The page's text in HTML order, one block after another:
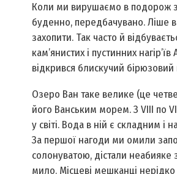
Коли ми вирушаємо в подорож
буденно, передбачувано. Ліше
захопити. Так часто й
кам’янистих і пустинних
відкрився блискучий бірюзовий
Озеро Ван таке велике (це
його Ванським морем. З VIII по
у світі. Вода в ній є складним
За першої нагоди ми омили
солонуватою, дістали
мило. Місцеві мешканці